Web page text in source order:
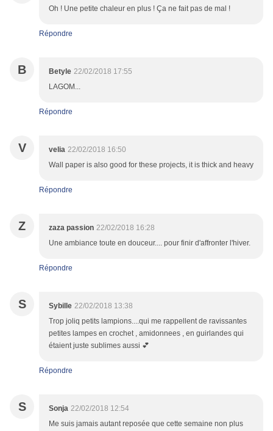
Oh ! Une petite chaleur en plus ! Ça ne fait pas de mal !
Répondre
B Betyle 22/02/2018 17:55
LAGOM...
Répondre
V velia 22/02/2018 16:50
Wall paper is also good for these projects, it is thick and heavy
Répondre
Z zaza passion 22/02/2018 16:28
Une ambiance toute en douceur.... pour finir d'affronter l'hiver.
Répondre
S Sybille 22/02/2018 13:38
Trop joliq petits lampions....qui me rappellent de ravissantes
petites lampes en crochet , amidonnees , en guirlandes qui
étaient juste sublimes aussi 💕
Répondre
S Sonja 22/02/2018 12:54
Me suis jamais autant reposée que cette semaine non plus